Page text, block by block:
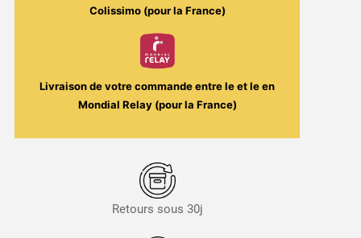
Colissimo (pour la France)
Livraison de votre commande entre leet leen
Mondial Relay (pour la France)
Retours sous 30j